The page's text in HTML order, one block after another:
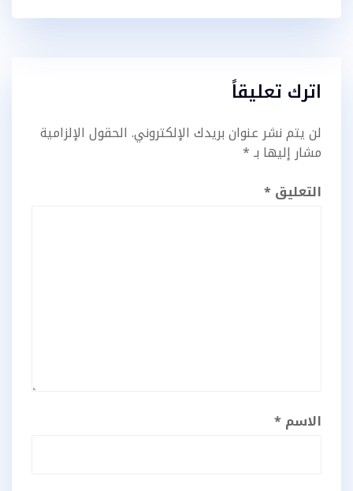
اترك تعليقاً
لن يتم نشر عنوان بريدك الإلكتروني. الحقول الإلزامية
مشار إليها بـ*
التعليق *
الاسم *